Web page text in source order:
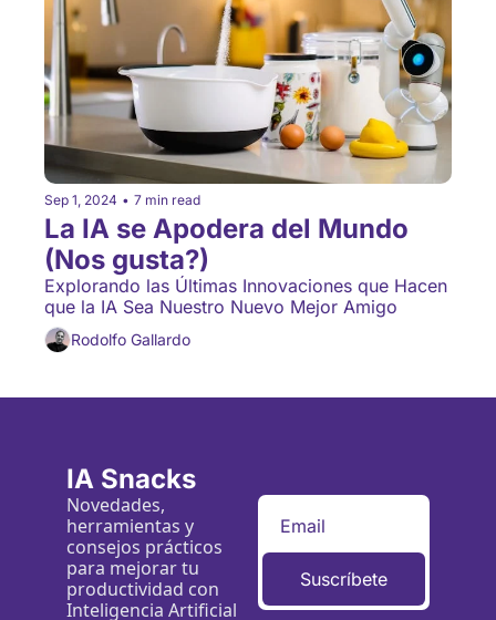
Sep 1, 2024 • 7 min read
La IA se Apodera del Mundo
(Nos gusta?)
Explorando las Últimas Innovaciones que Hacen
que la IA Sea Nuestro Nuevo Mejor Amigo
Rodolfo Gallardo
IA Snacks
Novedades,
herramientas y
consejos prácticos
para mejorar tu
productividad con
Suscríbete